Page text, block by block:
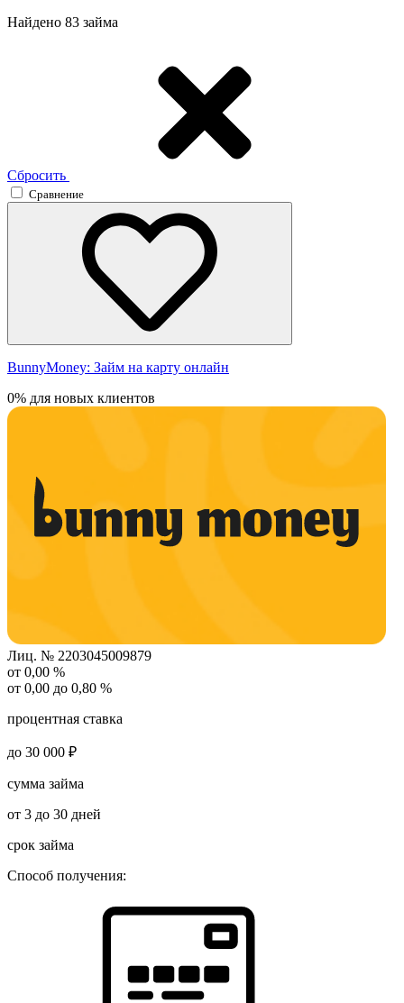
Найдено 83 займа
Сбросить
Сравнение
BunnyMoney: Займ на карту онлайн
0% для новых клиентов
Лиц. № 2203045009879
от 0,00 %
от 0,00 до 0,80 %
процентная ставка
до 30 000 ₽
сумма займа
от 3 до 30 дней
срок займа
Способ получения: